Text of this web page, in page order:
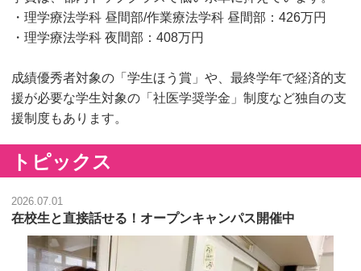
・理学療法学科 昼間部/作業療法学科 昼間部：426万円
・理学療法学科 夜間部：408万円
成績優秀者対象の「学生ほう賞」や、最終学年で経済的支
援が必要な学生対象の「社医学奨学金」制度など独自の支
援制度もあります。
トピックス
2026.07.01
在校生と直接話せる！オープンキャンパス開催中